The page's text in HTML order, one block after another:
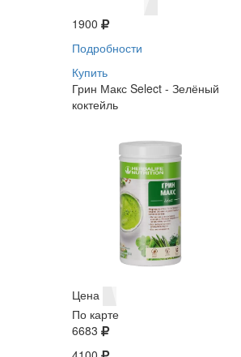
1900
Подробности
Купить
Грин Макс Select - Зелёный
коктейль
Цена
По карте
6683